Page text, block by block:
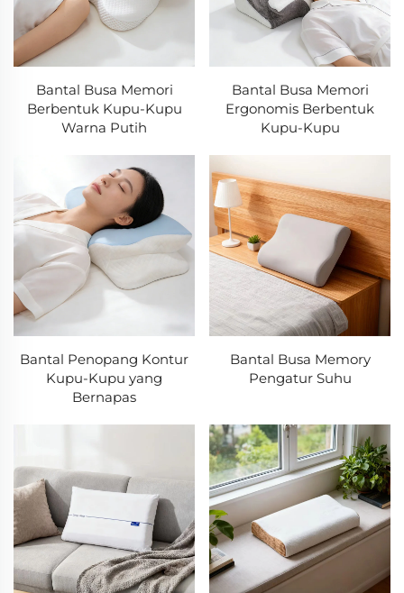
Bantal Busa Memori
Berbentuk Kupu-Kupu
Warna Putih
Bantal Busa Memori
Ergonomis Berbentuk
Kupu-Kupu
Bantal Penopang Kontur
Kupu-Kupu yang
Bernapas
Bantal Busa Memory
Pengatur Suhu